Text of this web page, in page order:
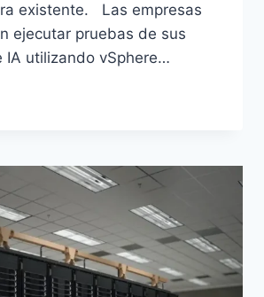
existente. Las empresas
ejecutar pruebas de sus
IA utilizando vSphere…